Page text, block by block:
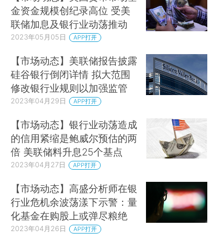
金资金规模创纪录高位 受美
联储加息及银行业动荡推动
2023年05月05日 APP打开
【市场动态】美联储报告披露
硅谷银行倒闭详情 拟大范围
修改银行业规则以加强监管
2023年04月29日 APP打开
【市场动态】银行业动荡造成
的信用紧缩是鲍威尔预估的两
倍 美联储料升息25个基点
2023年04月27日 APP打开
【市场动态】高盛分析师在银
行业危机余波荡漾下示警：量
化基金在购股上或弹尽粮绝
2023年04月26日 APP打开